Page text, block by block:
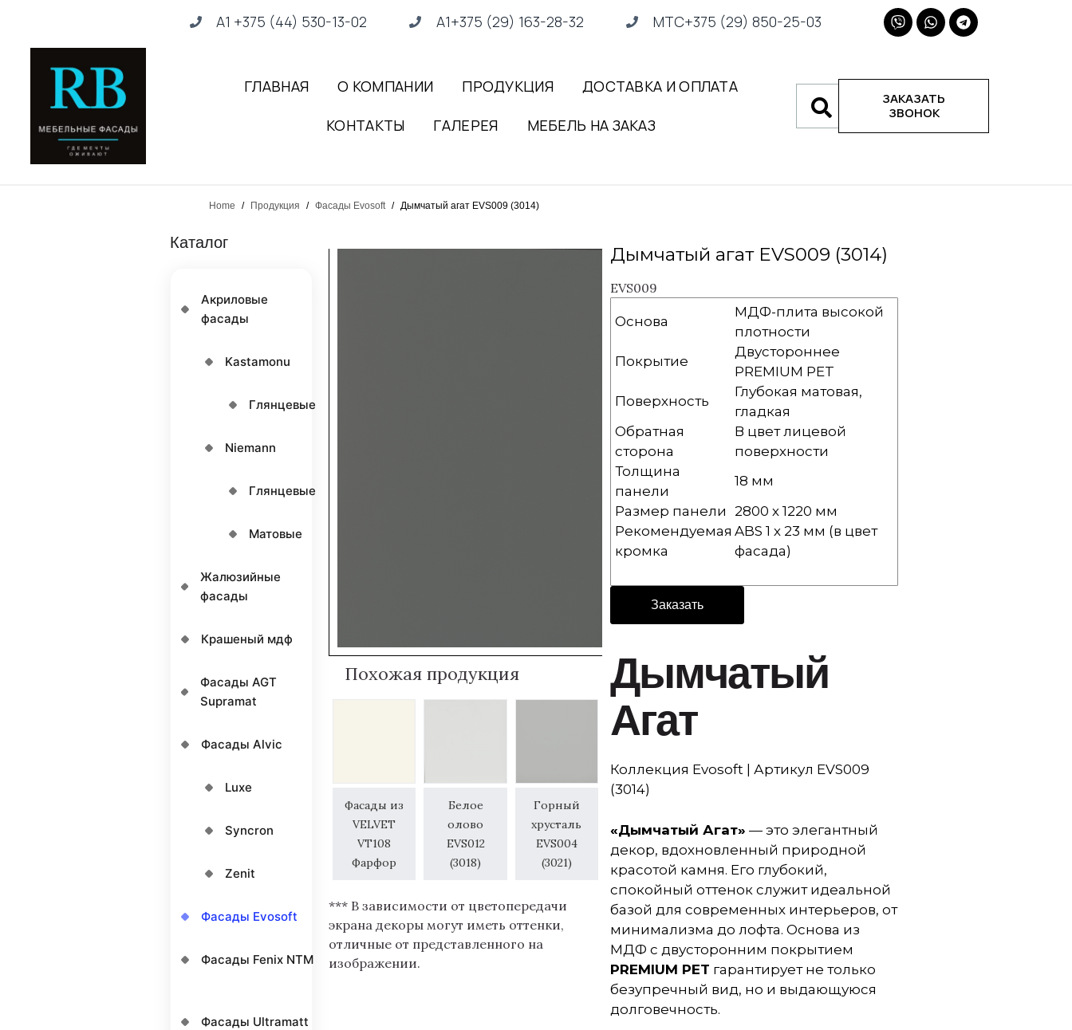
А1 +375 (44) 530-13-02 А1+375 (29) 163-28-32 МТС+375 (29) 850-25-03
ГЛАВНАЯ О КОМПАНИИ ПРОДУКЦИЯ ДОСТАВКА И ОПЛАТА
КОНТАКТЫ ГАЛЕРЕЯ МЕБЕЛЬ НА ЗАКАЗ
ЗАКАЗАТЬ
ЗВОНОК
Home / Продукция / Фасады Evosoft / Дымчатый агат EVS009 (3014)
Каталог
Акриловые
фасады
Kastamonu
Глянцевые
Niemann
Глянцевые
Матовые
Жалюзийные
фасады
Крашеный мдф
Фасады AGT
Supramat
Фасады Alvic
Luxe
Syncron
Zenit
Фасады Evosoft
Фасады Fenix NTM
Фасады Ultramatt
Похожая продукция
Фасады из
VELVET
VT108
Фарфор
Белое
олово
EVS012
(3018)
Горный
хрусталь
EVS004
(3021)
*** В зависимости от цветопередачи
экрана декоры могут иметь оттенки,
отличные от представленного на
изображении.
Дымчатый агат EVS009 (3014)
EVS009
Основа
МДФ-плита высокой
плотности
Покрытие
Двустороннее
PREMIUM PET
Поверхность
Глубокая матовая,
гладкая
Обратная
сторона
В цвет лицевой
поверхности
Толщина
панели
18 мм
Размер панели 2800 х 1220 мм
Рекомендуемая
кромка
ABS 1 х 23 мм (в цвет
фасада)
Заказать
Дымчатый
Агат
Коллекция Evosoft | Артикул EVS009
(3014)
«Дымчатый Агат» — это элегантный
декор, вдохновленный природной
красотой камня. Его глубокий,
спокойный оттенок служит идеальной
базой для современных интерьеров, от
минимализма до лофта. Основа из
МДФ с двусторонним покрытием
PREMIUM PET гарантирует не только
безупречный вид, но и выдающуюся
долговечность.